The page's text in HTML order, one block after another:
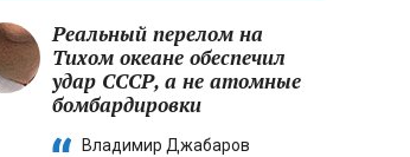
Реальный перелом на
Тихом океане обеспечил
удар СССР, а не атомные
бомбардировки
Владимир Джабаров